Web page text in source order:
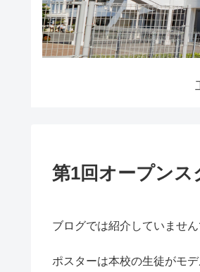
第1回オープンス
ブログでは紹介していませ
ポスターは本校の生徒がモ